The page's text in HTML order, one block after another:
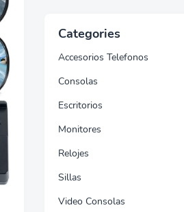
Categories
Accesorios Telefonos
Consolas
Escritorios
Monitores
Relojes
Sillas
Video Consolas